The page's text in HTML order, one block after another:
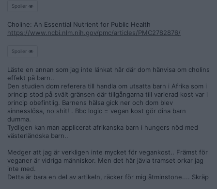
Spoiler
Choline: An Essential Nutrient for Public Health
https://www.ncbi.nlm.nih.gov/pmc/articles/PMC2782876/
Spoiler
Läste en annan som jag inte länkat här där dom hänvisa om cholins
effekt på barn..
Den studien dom referera till handla om utsatta barn i Afrika som i
princip stod på svält gränsen där tillgångarna till varierad kost var i
princip obefintlig. Barnens hälsa gick ner och dom blev
sinnesslösa, no shit! . Bbc logic = vegan kost gör dina barn
dumma.
Tydligen kan man applicerat afrikanska barn i hungers nöd med
västerländska barn..
Medger att jag är verkligen inte mycket för vegankost.. Främst för
veganer är vidriga människor. Men det här jävla tramset orkar jag
inte med.
Detta är bara en del av artikeln, räcker för mig åtminstone.... Skräp